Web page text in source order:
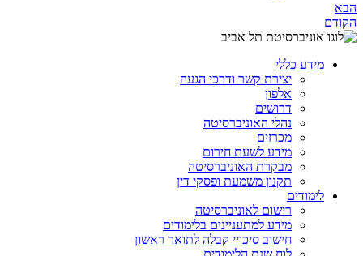
הבא
הקודם
מידע כללי
יצירת קשר ודרכי הגעה
אלפון
דרושים
נהלי האוניברסיטה
מכרזים
מידע לשעת חירום
מבקרת האוניברסיטה
תקנון משמעת ופסקי דין
לימודים
רישום לאוניברסיטה
מידע למתעניינים בלימודים
חישוב סיכויי קבלה לתואר ראשון